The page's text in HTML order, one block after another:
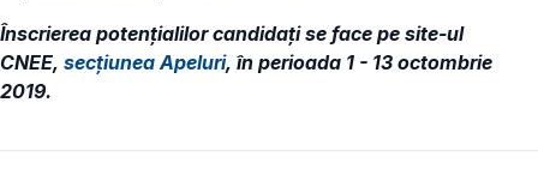
Înscrierea potențialilor candidaţi se face pe site-ul
CNEE, secțiunea Apeluri, în perioada 1 - 13 octombrie
2019.